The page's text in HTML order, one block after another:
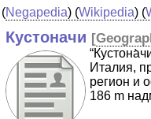
(Negapedia) (Wikipedia) (
Кустоначи [
Италия,
регион и
186 m